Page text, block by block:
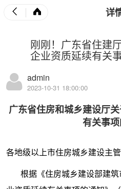
详
刚刚！广东省住建
企业资质延续有关
admin
2023-10-31 18:00:00
广东省住房和城乡建设厅
有关事
各地级以上市住房城乡建设主
根据《住房城乡建设部建筑